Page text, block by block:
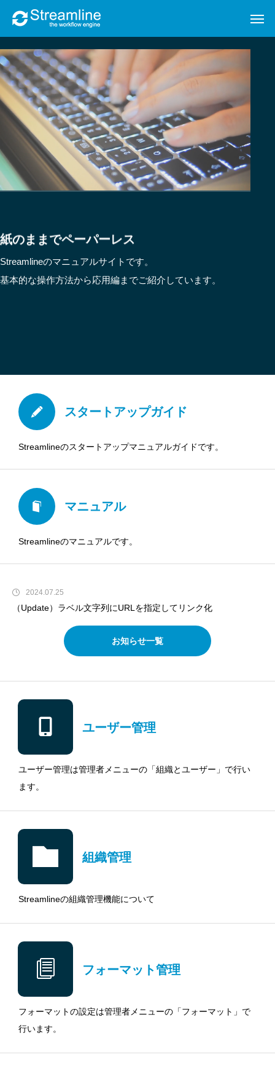
紙のままでペーパーレス
Streamlineのマニュアルサイトです。
基本的な操作方法から応用編までご紹介しています。
スタートアップガイド
Streamlineのスタートアップマニュアルガイドです。
マニュアル
Streamlineのマニュアルです。
2023.03.23
2024.07.25
（Update）ラベル文字列にURLを指定してリンク化
（Update）IPアドレス制限のサブネット対応
（Update）安全性の低いブラウザでのGoogle Oauthアクセスが拒否されるようになります。
（障害情報）申請時や承認時にServer Errorが表示される。
一括承認・一括確認機能
お知らせ一覧
ユーザー管理
ユーザー管理は管理者メニューの「組織とユーザー」で行い
ます。
組織管理
Streamlineの組織管理機能について
フォーマット管理
フォーマットの設定は管理者メニューの「フォーマット」で
行います。